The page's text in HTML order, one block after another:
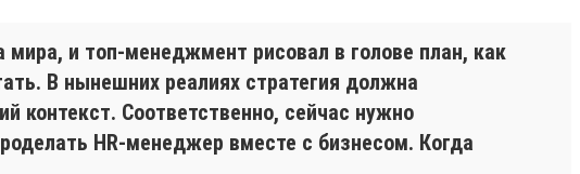
мира, и топ-менеджмент рисовал в голове план, как
В нынешних реалиях стратегия должна
контекст. Соответственно, сейчас нужно
HR-менеджер вместе с бизнесом. Когда